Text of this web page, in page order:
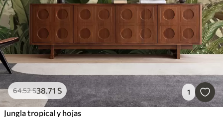
64.52S38.71 S 1
Jungla tropical y hojas